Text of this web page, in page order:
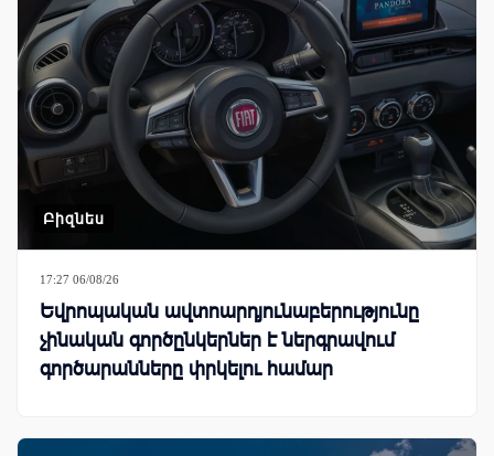
Բիզնես
17:27 06/08/26
Եվրոպական ավտոարդյունաբերությունը
չինական գործընկերներ է ներգրավում
գործարանները փրկելու համար